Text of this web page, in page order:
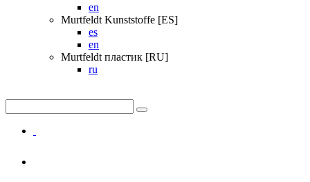
en
Murtfeldt Kunststoffe [ES]
es
en
Murtfeldt пластик [RU]
ru